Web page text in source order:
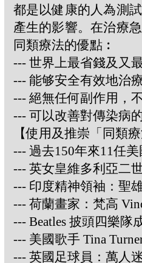
都是以健康的人為測
產生的影響。在治療
同類療法的優點︰
--- 世界上最省錢及又
--- 能够安全有效地治
--- 絕無任何副作用，
--- 可以改善對傳染病
【使用及推崇「同類
--- 過去150年來11任
--- 英女皇維多利亞二
--- 印度精神領袖：聖
--- 荷蘭畫家：梵高
--- Beatles 披頭四樂隊
--- 美國歌手 Tina
--- 英國足球員：萬人